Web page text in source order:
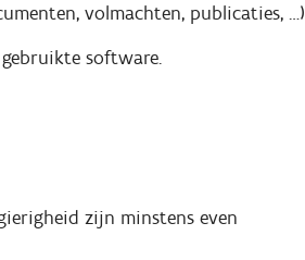
volmachten, publicaties, …)
software.
zijn minstens even